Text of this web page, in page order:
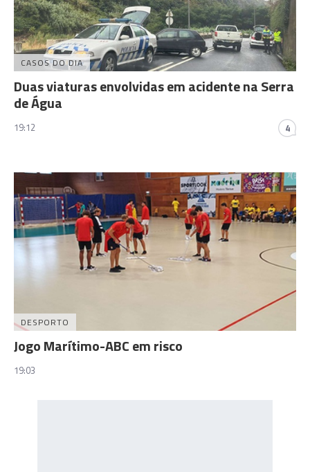
CASOS DO DIA
Duas viaturas envolvidas em acidente na Serra
de Água
19:12 4
DESPORTO
Jogo Marítimo-ABC em risco
19:03